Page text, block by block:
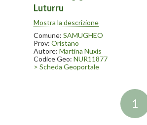
Luturru
sono state ritrovate numerose statue
menhir conservate in parte presso il
museo dell’arte tessile in Samugheo.
Mostra la descrizione
Comune: SAMUGHEO
Prov: Oristano
Autore: Martina Nuxis
Codice Geo: NUR11877
> Scheda Geoportale
1